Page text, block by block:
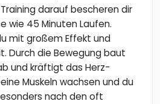
Training darauf bescheren dir
wie 45 Minuten Laufen.
mit großem Effekt und
Durch die Bewegung baut
und kräftigt das Herz-
Muskeln wachsen und du
nach den oft